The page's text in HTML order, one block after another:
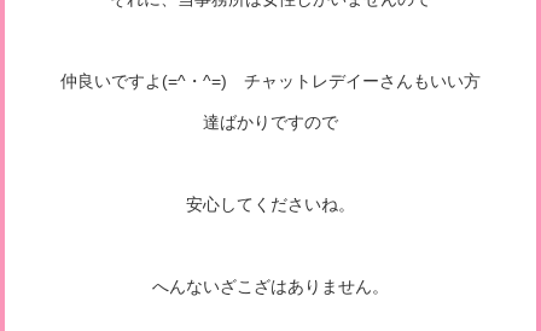
仲良いですよ(=^・^=) チャットレデイーさんもいい方
達ばかりですので
安心してくださいね。
へんないざこざはありません。